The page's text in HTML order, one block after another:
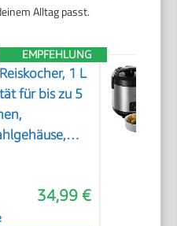
Alltag passt.
EMPFEHLUNG
1 L
für bis zu 5
6144
34,99 €